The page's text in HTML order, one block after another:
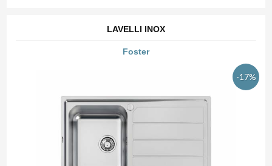
LAVELLI INOX
Foster
-17%